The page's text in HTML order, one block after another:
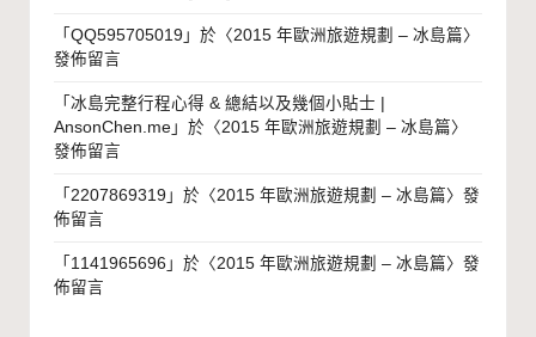
「 QQ595705019 」於〈2015 年歐洲旅遊規劃 – 冰島篇〉
發佈留言
「 冰島完整行程心得 & 總結以及幾個小貼士 |
AnsonChen.me 」於〈2015 年歐洲旅遊規劃 – 冰島篇〉
發佈留言
「 2207869319 」於〈2015 年歐洲旅遊規劃 – 冰島篇〉發
佈留言
「 1141965696 」於〈2015 年歐洲旅遊規劃 – 冰島篇〉發
佈留言